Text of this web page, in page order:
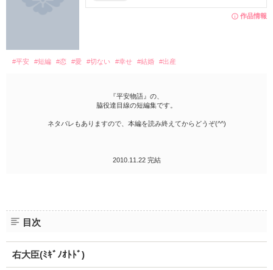
作品情報
#平安 #短編 #恋 #愛 #切ない #幸せ #結婚 #出産
『平安物語』の、
脇役達目線の短編集です。
ネタバレもありますので、本編を読み終えてからどうぞ(^^)
2010.11.22 完結
目次
右大臣(ﾐｷﾞﾉｵﾄﾄﾞ)